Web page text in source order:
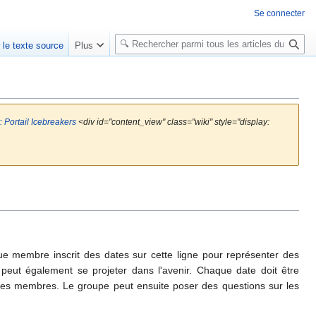
Portail Icebreakers<div id="content_view" class="wiki" style="display:
membre inscrit des dates sur cette ligne pour représenter des
également se projeter dans l'avenir. Chaque date doit être
membres. Le groupe peut ensuite poser des questions sur les
Se connecter
le texte source Plus
R
e
e
r
e